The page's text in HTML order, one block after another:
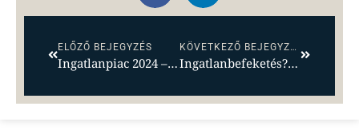
ELŐZŐ BEJEGYZÉS
Ingatlanpiac 2024 – Nah, gyerünk, omoljál már…!
KÖVETKEZŐ BEJEGYZÉS
Ingatlanbefeketés? Pár hasznos tanáccsal segíthetünk! 1. rész